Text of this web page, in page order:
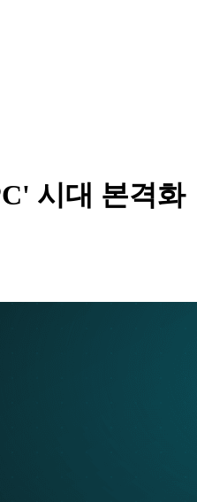
시대 본격화